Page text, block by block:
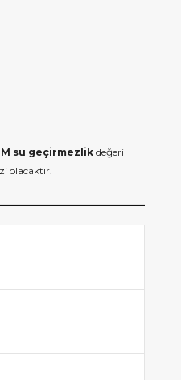
su geçirmezlik değeri
olacaktır.